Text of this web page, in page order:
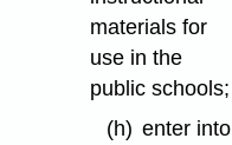
materials for
use in the
public schools;
(h) enter into